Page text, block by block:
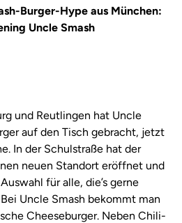
Burger-Hype aus München:
Uncle Smash
und Reutlingen hat Uncle
auf den Tisch gebracht, jetzt
In der Schulstraße hat der
neuen Standort eröffnet und
für alle, die’s gerne
Uncle Smash bekommt man
Cheeseburger. Neben Chili-